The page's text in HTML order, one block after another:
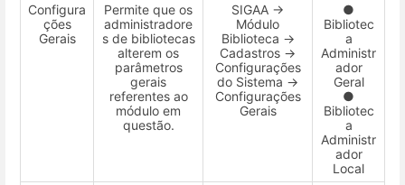
Configura
ções
Gerais
Permite que os
administradore
s de bibliotecas
alterem os
parâmetros
gerais
referentes ao
módulo em
questão.
SIGAA →
Módulo
Biblioteca →
Cadastros →
Configurações
do Sistema →
Configurações
Gerais
●
Bibliotec
a
Administr
ador
Geral
●
Bibliotec
a
Administr
ador
Local